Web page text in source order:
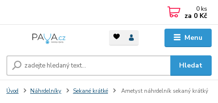
Menu
Hledat
0 ks
za 0 Kč
Úvod Náhrdelníky Sekané krátké Ametyst náhrdelník sekaný krátký